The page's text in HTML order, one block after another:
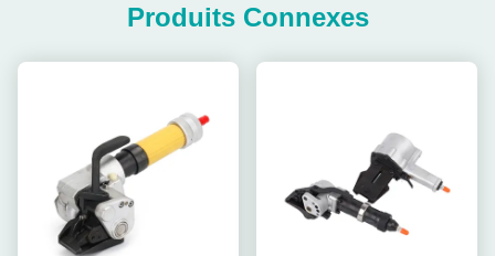
Produits Connexes